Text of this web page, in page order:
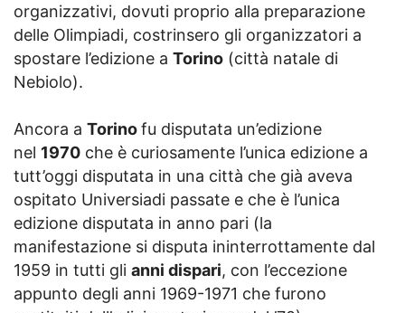
organizzativi, dovuti proprio alla preparazione
delle Olimpiadi, costrinsero gli organizzatori a
spostare l’edizione a Torino (città natale di
Nebiolo).
Ancora a Torinofu disputata un’edizione
nel 1970 che è curiosamente l’unica edizione a
tutt’oggi disputata in una città che già aveva
ospitato Universiadi passate e che è l’unica
edizione disputata in anno pari (la
manifestazione si disputa ininterrottamente dal
1959 in tutti gli anni dispari, con l’eccezione
appunto degli anni 1969-1971 che furono